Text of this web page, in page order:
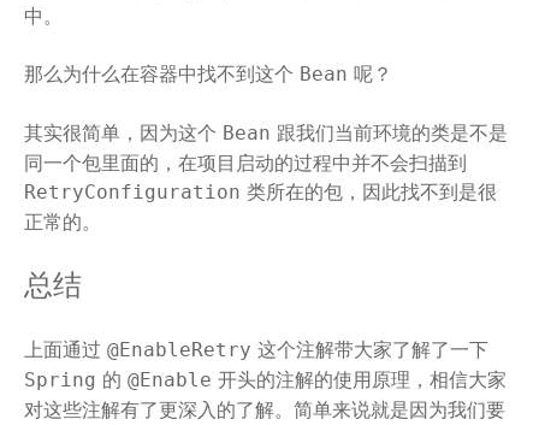
中。
那么为什么在容器中找不到这个 Bean 呢？
其实很简单，因为这个 Bean 跟我们当前环境的类是不是
同一个包里面的，在项目启动的过程中并不会扫描到
RetryConfiguration 类所在的包，因此找不到是很
正常的。
总结
上面通过 @EnableRetry 这个注解带大家了解了一下
Spring 的 @Enable 开头的注解的使用原理，相信大家
对这些注解有了更深入的了解。简单来说就是因为我们要